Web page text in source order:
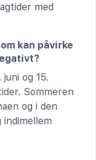
med
kan påvirke
og 15.
Sommeren
og i den